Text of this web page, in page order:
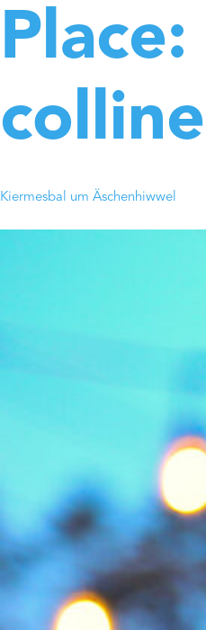
Place:
colline
Kiermesbal um Äschenhiwwel